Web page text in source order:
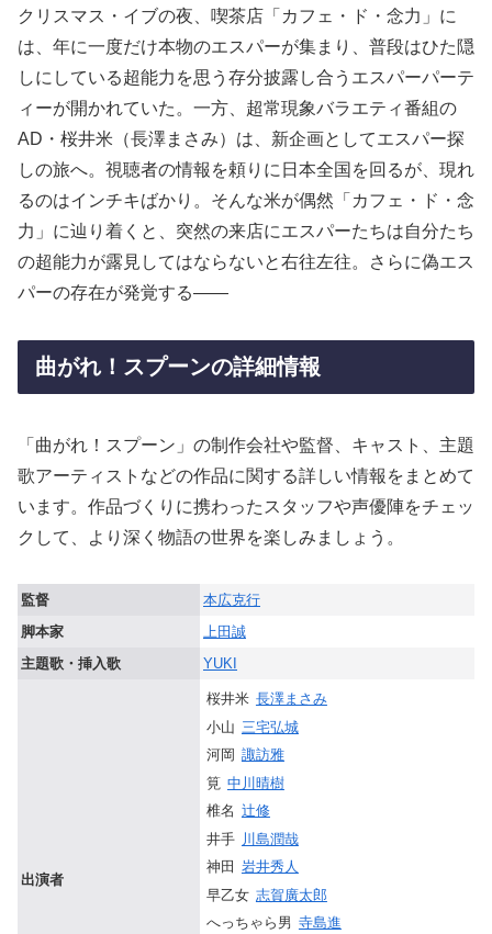
クリスマス・イブの夜、喫茶店「カフェ・ド・念力」に
は、年に一度だけ本物のエスパーが集まり、普段はひた隠
しにしている超能力を思う存分披露し合うエスパーパーテ
ィーが開かれていた。一方、超常現象バラエティ番組の
AD・桜井米（長澤まさみ）は、新企画としてエスパー探
しの旅へ。視聴者の情報を頼りに日本全国を回るが、現れ
るのはインチキばかり。そんな米が偶然「カフェ・ド・念
力」に辿り着くと、突然の来店にエスパーたちは自分たち
の超能力が露見してはならないと右往左往。さらに偽エス
パーの存在が発覚する――
曲がれ！スプーンの詳細情報
「曲がれ！スプーン」の制作会社や監督、キャスト、主題
歌アーティストなどの作品に関する詳しい情報をまとめて
います。作品づくりに携わったスタッフや声優陣をチェッ
クして、より深く物語の世界を楽しみましょう。
監督
本広克行
脚本家
上田誠
主題歌・挿入歌
YUKI
出演者
桜井米 長澤まさみ
小山 三宅弘城
河岡 諏訪雅
筧 中川晴樹
椎名 辻修
井手 川島潤哉
神田 岩井秀人
早乙女 志賀廣太郎
へっちゃら男 寺島進